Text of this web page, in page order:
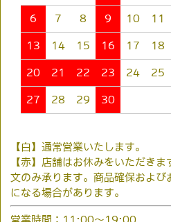
6 7 8 9 10 11
13 14 15 16 17 18
20 21 22 23 24 25
27 28 29 30
【白】通常営業いたします。
【赤】店舗はお休みをいただき
文のみ承ります。商品確保および
になる場合があります。
営業時間：11:00～19:00